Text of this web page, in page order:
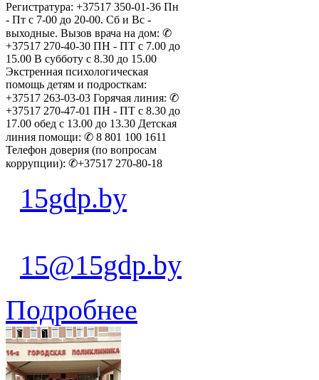
Регистратура: +37517 350-01-36 Пн
- Пт с 7-00 до 20-00. Сб и Вс -
выходные. Вызов врача на дом: ✆
+37517 270-40-30 ПН - ПТ с 7.00 до
15.00 В субботу с 8.30 до 15.00
Экстренная психологическая
помощь детям и подросткам:
+37517 263-03-03 Горячая линия: ✆
+37517 270-47-01 ПН - ПТ с 8.30 до
17.00 обед с 13.00 до 13.30 Детская
линия помощи: ✆ 8 801 100 1611
Телефон доверия (по вопросам
коррупции): ✆+37517 270-80-18
15gdp.by
15@15gdp.by
Подробнее